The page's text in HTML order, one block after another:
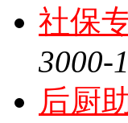
社保
3000-
后厨